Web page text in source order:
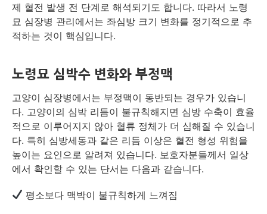
제 혈전 발생 전 단계로 해석되기도 합니다. 따라서 노령
묘 심장병 관리에서는 좌심방 크기 변화를 정기적으로 추
적하는 것이 핵심입니다.
노령묘 심박수 변화와 부정맥
고양이 심장병에서는 부정맥이 동반되는 경우가 있습니
다. 고양이의 심박 리듬이 불규칙해지면 심방 수축이 효율
적으로 이루어지지 않아 혈류 정체가 더 심해질 수 있습니
다. 특히 심방세동과 같은 리듬 이상은 혈전 형성 위험을
높이는 요인으로 알려져 있습니다. 보호자분들께서 일상
에서 확인할 수 있는 단서는 다음과 같습니다.
평소보다 맥박이 불규칙하게 느껴짐